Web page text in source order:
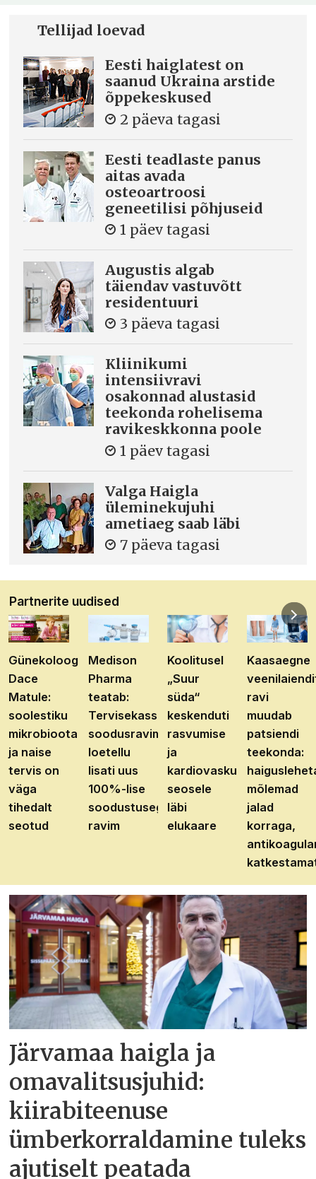
Tellijad loevad
Eesti haiglatest on
saanud Ukraina arstide
õppekeskused
2 päeva tagasi
Eesti teadlaste panus
aitas avada
osteoartroosi
geneetilisi põhjuseid
1 päev tagasi
Augustis algab
täiendav vastuvõtt
residentuuri
3 päeva tagasi
Kliinikumi
intensiivravi
osakonnad alustasid
teekonda rohelisema
ravikeskkonna poole
1 päev tagasi
Valga Haigla
üleminekujuhi
ametiaeg saab läbi
7 päeva tagasi
Partnerite uudised
Günekoloog
Dace
Matule:
soolestiku
mikrobioota
ja naise
tervis on
väga
tihedalt
seotud
Medison
Pharma
teatab:
Tervisekassa
soodusravimite
loetellu
lisati uus
100%-lise
soodustusega
ravim
Koolitusel
„Suur
süda“
keskenduti
rasvumise
ja
kardiovaskulaarhaiguste
seosele
läbi
elukaare
Kaasaegne
ravi
muudab
patsiendi
teekonda:
mõlemad
jalad
korraga,
Järvamaa haigla ja
omavalitsusjuhid:
kiirabiteenuse
ümberkorraldamine tuleks
ajutiselt peatada